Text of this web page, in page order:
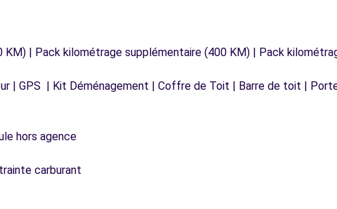
| Pack kilométrage supplémentaire (400 KM) | Pack
| GPS | Kit Déménagement | Coffre de Toit | Barre de toit |
hors agence
carburant